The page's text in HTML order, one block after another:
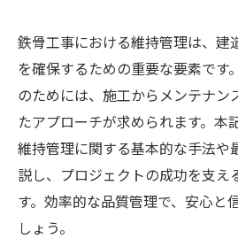
鉄骨工事における維持管理は、建
を確保するための重要な要素です
のためには、施工からメンテナン
たアプローチが求められます。本
維持管理に関する基本的な手法や
説し、プロジェクトの成功を支え
す。効率的な品質管理で、安心と
しょう。